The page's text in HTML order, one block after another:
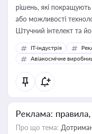
рішень, які покращують
або можливості
Штучний інтелект та
IT-індустрія
Авіакосмічне
Реклама:
Про що тема: